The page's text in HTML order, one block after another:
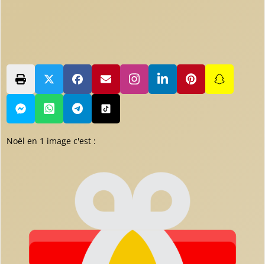
Noël en 1 image c'est :